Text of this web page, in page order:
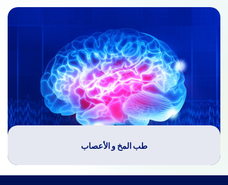
طب المخ و الأعصاب